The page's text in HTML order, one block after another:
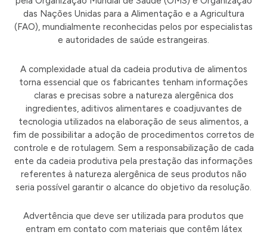
das Nações Unidas para a Alimentação e a Agricultura
(FAO), mundialmente reconhecidas pelos por especialistas
e autoridades de saúde estrangeiras.
A complexidade atual da cadeia produtiva de alimentos
torna essencial que os fabricantes tenham informações
claras e precisas sobre a natureza alergênica dos
ingredientes, aditivos alimentares e coadjuvantes de
tecnologia utilizados na elaboração de seus alimentos, a
fim de possibilitar a adoção de procedimentos corretos de
controle e de rotulagem. Sem a responsabilização de cada
ente da cadeia produtiva pela prestação das informações
referentes à natureza alergênica de seus produtos não
seria possível garantir o alcance do objetivo da resolução.
Advertência que deve ser utilizada para produtos que
entram em contato com materiais que contêm látex